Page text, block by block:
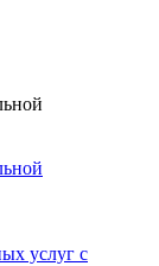
услуг с